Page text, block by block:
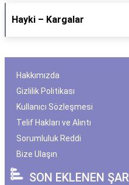
Hayki – Kargalar
Hakkımızda
Gizlilik Politikası
Kullanıcı Sözleşmesi
Telif Hakları ve Alıntı
Sorumluluk Reddi
Bize Ulaşın
SON EKLENEN